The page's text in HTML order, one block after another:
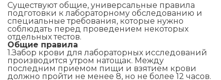
Существуют общие, универсальные правила
подготовки к лабораторному обследованию и
специальные требования, которые нужно
соблюдать перед проведением некоторых
отдельных тестов.
Общие правила
1.Забор крови для лабораторных исследований
производится утром натощак. Между
последним приемом пищи и взятием крови
должно пройти не менее 8, но не более 12 часов.